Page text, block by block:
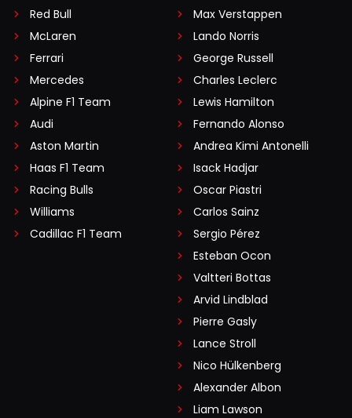
Red Bull
McLaren
Ferrari
Mercedes
Alpine F1 Team
Audi
Aston Martin
Haas F1 Team
Racing Bulls
Williams
Cadillac F1 Team
Max Verstappen
Lando Norris
George Russell
Charles Leclerc
Lewis Hamilton
Fernando Alonso
Andrea Kimi Antonelli
Isack Hadjar
Oscar Piastri
Carlos Sainz
Sergio Pérez
Esteban Ocon
Valtteri Bottas
Arvid Lindblad
Pierre Gasly
Lance Stroll
Nico Hülkenberg
Alexander Albon
Liam Lawson